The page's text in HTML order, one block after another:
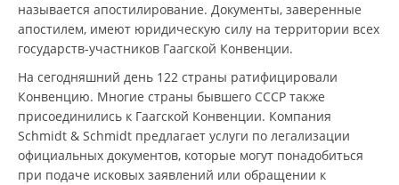
называется апостилирование. Документы, заверенные
апостилем, имеют юридическую силу на территории всех
государств-участников Гаагской Конвенции.
На сегодняшний день 122 страны ратифицировали
Конвенцию. Многие страны бывшего СССР также
присоединились к Гаагской Конвенции. Компания
Schmidt & Schmidt предлагает услуги по легализации
официальных документов, которые могут понадобиться
при подаче исковых заявлений или обращении к